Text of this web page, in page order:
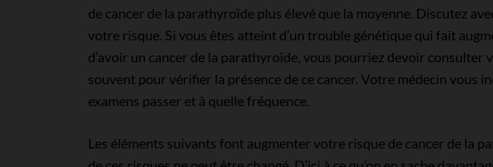
de cancer de la parathyroïde plus élevé que la moyenne. Discutez
votre risque. Si vous êtes atteint d’un trouble génétique qui fait
d’avoir un cancer de la parathyroïde, vous pourriez devoir consulter
souvent pour vérifier la présence de ce cancer. Votre médecin vous
examens passer et à quelle fréquence.
Les éléments suivants font augmenter votre risque de cancer de la